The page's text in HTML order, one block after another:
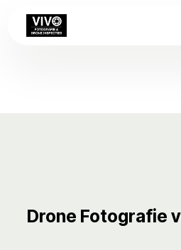
Drone Fotografie